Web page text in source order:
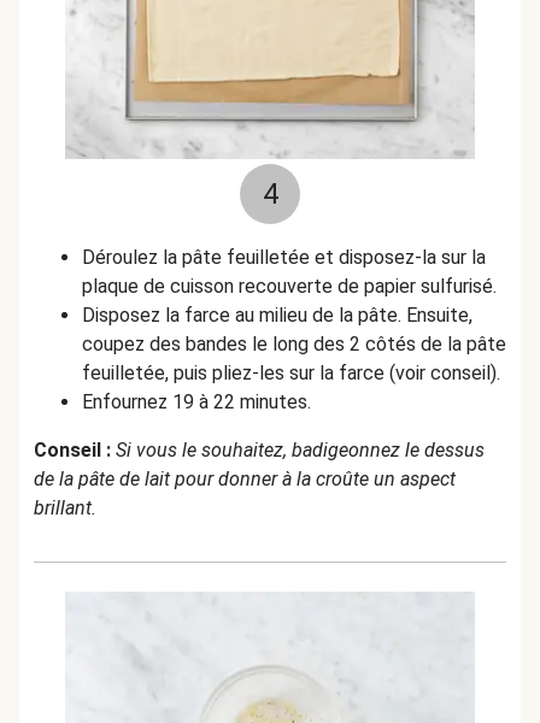
4
Déroulez la pâte feuilletée et disposez-la sur la
plaque de cuisson recouverte de papier sulfurisé.
Disposez la farce au milieu de la pâte. Ensuite,
coupez des bandes le long des 2 côtés de la pâte
feuilletée, puis pliez-les sur la farce (voir conseil).
Enfournez 19 à 22 minutes.
Conseil : Si vous le souhaitez, badigeonnez le dessus
de la pâte de lait pour donner à la croûte un aspect
brillant.